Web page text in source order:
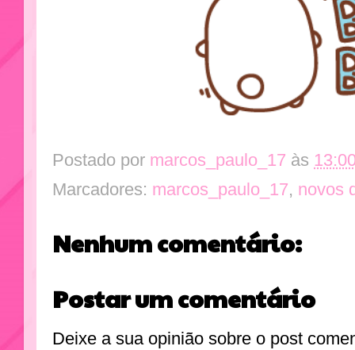
Postado por marcos_paulo_17 às
Marcadores: marcos_paulo_17, novos
Nenhum comentário:
Postar um comentário
Deixe a sua opinião sobre o post